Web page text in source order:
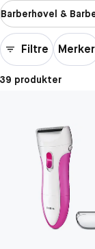
Barberhøvel &
Filtre Merker
39 produkter